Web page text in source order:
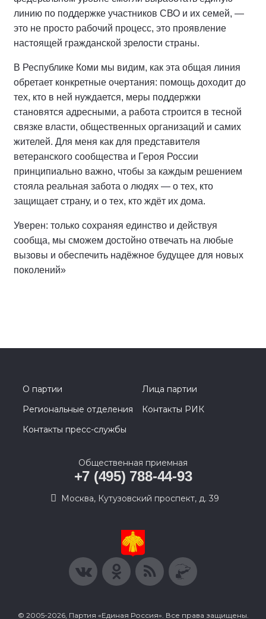
линию по поддержке участников СВО и их семей, —
это не просто рабочий процесс, это проявление
настоящей гражданской зрелости страны.
В Республике Коми мы видим, как эта общая линия
обретает конкретные очертания: помощь доходит до
тех, кто в ней нуждается, меры поддержки
становятся адресными, а работа строится в тесной
связке власти, общественных организаций и самих
жителей. Для меня как для представителя
ветеранского сообщества и Героя России
принципиально важно, чтобы за каждым решением
стояла реальная забота о людях — о тех, кто
защищает страну, и о тех, кто ждёт их дома.
Уверен: только сохраняя единство и действуя
сообща, мы сможем достойно отвечать на любые
вызовы и обеспечить надёжное будущее для новых
поколений»
О партии
Лица партии
Региональные отделения
Контакты РИК
Контакты пресс-службы
Общественная приемная
+7 (495) 788-44-93
Москва, Кутузовский проспект, д. 39
© 2005-2026, Партия «Единая Россия». Все права защищены.